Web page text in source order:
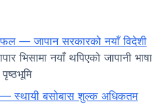
— जापान सरकारको नयाँ विदेशी
भिसामा नयाँ थपिएको जापानी भाषा
— स्थायी बसोबास शुल्क अधिकतम